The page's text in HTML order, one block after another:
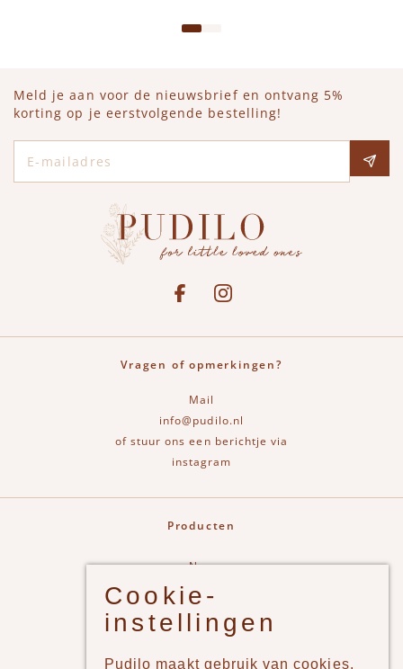
Meld je aan voor de nieuwsbrief en ontvang 5%
korting op je eerstvolgende bestelling!
See our FacebookBekijk onze Instagram pagina
Vragen of opmerkingen?
Mail
info@pudilo.nl
of stuur ons een berichtje via
instagram
Producten
New
Jongens
Meisjes
Cookie-
instellingen
Pudilo maakt gebruik van cookies,